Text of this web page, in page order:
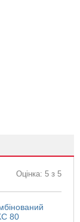
Оцінка: 5 з 5
80